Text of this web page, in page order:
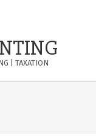
| TAXATION